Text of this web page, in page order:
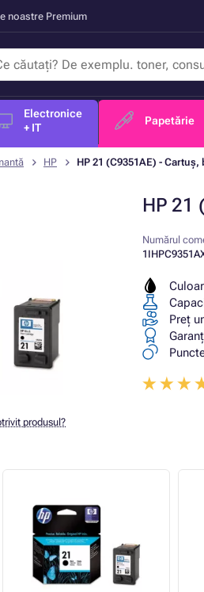
noastre Premium
Electronice
+ IT
Papetărie
HP HP 21 (C9351AE) -
HP 21
produsul?
Numărul
Preț